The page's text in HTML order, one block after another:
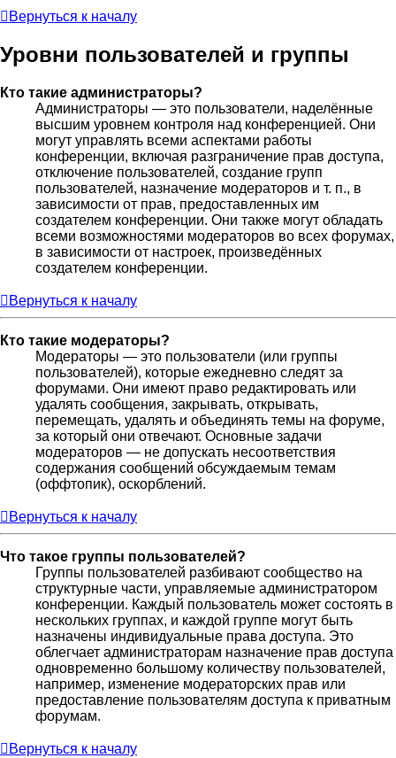
Вернуться к началу
Уровни пользователей и группы
Кто такие администраторы?
Администраторы — это пользователи, наделённые
высшим уровнем контроля над конференцией. Они
могут управлять всеми аспектами работы
конференции, включая разграничение прав доступа,
отключение пользователей, создание групп
пользователей, назначение модераторов и т. п., в
зависимости от прав, предоставленных им
создателем конференции. Они также могут обладать
всеми возможностями модераторов во всех форумах,
в зависимости от настроек, произведённых
создателем конференции.
Вернуться к началу
Кто такие модераторы?
Модераторы — это пользователи (или группы
пользователей), которые ежедневно следят за
форумами. Они имеют право редактировать или
удалять сообщения, закрывать, открывать,
перемещать, удалять и объединять темы на форуме,
за который они отвечают. Основные задачи
модераторов — не допускать несоответствия
содержания сообщений обсуждаемым темам
(оффтопик), оскорблений.
Вернуться к началу
Что такое группы пользователей?
Группы пользователей разбивают сообщество на
структурные части, управляемые администратором
конференции. Каждый пользователь может состоять в
нескольких группах, и каждой группе могут быть
назначены индивидуальные права доступа. Это
облегчает администраторам назначение прав доступа
одновременно большому количеству пользователей,
например, изменение модераторских прав или
предоставление пользователям доступа к приватным
форумам.
Вернуться к началу